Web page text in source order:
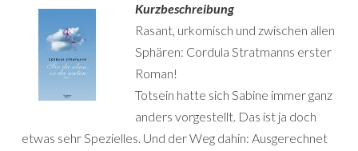
Kurzbeschreibung
Rasant, urkomisch und zwischen allen
Sphären: Cordula Stratmanns erster
Roman!
Totsein hatte sich Sabine immer ganz
anders vorgestellt. Das ist ja doch
etwas sehr Spezielles. Und der Weg dahin: Ausgerechnet